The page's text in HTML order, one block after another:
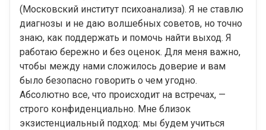
(Московский институт психоанализа). Я не ставлю
диагнозы и не даю волшебных советов, но точно
знаю, как поддержать и помочь найти выход. Я
работаю бережно и без оценок. Для меня важно,
чтобы между нами сложилось доверие и вам
было безопасно говорить о чем угодно.
Абсолютно все, что происходит на встречах, —
строго конфиденциально. Мне близок
экзистенциальный подход: мы будем учиться